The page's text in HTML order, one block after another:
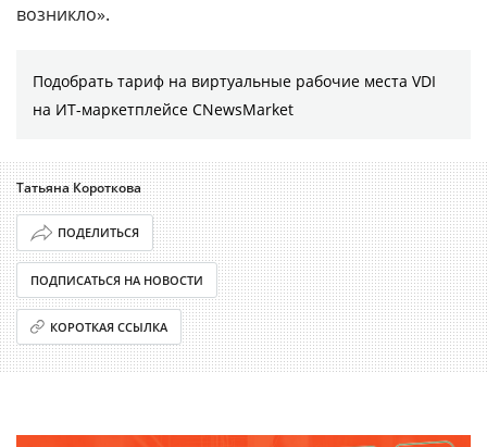
возникло».
Подобрать тариф на виртуальные рабочие места VDI
на ИТ-маркетплейсе CNewsMarket
Татьяна Короткова
ПОДЕЛИТЬСЯ
ПОДПИСАТЬСЯ НА НОВОСТИ
КОРОТКАЯ ССЫЛКА